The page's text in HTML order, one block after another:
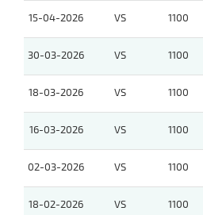
15-04-2026 VS 1100
30-03-2026 VS 1100
18-03-2026 VS 1100
16-03-2026 VS 1100
02-03-2026 VS 1100
18-02-2026 VS 1100